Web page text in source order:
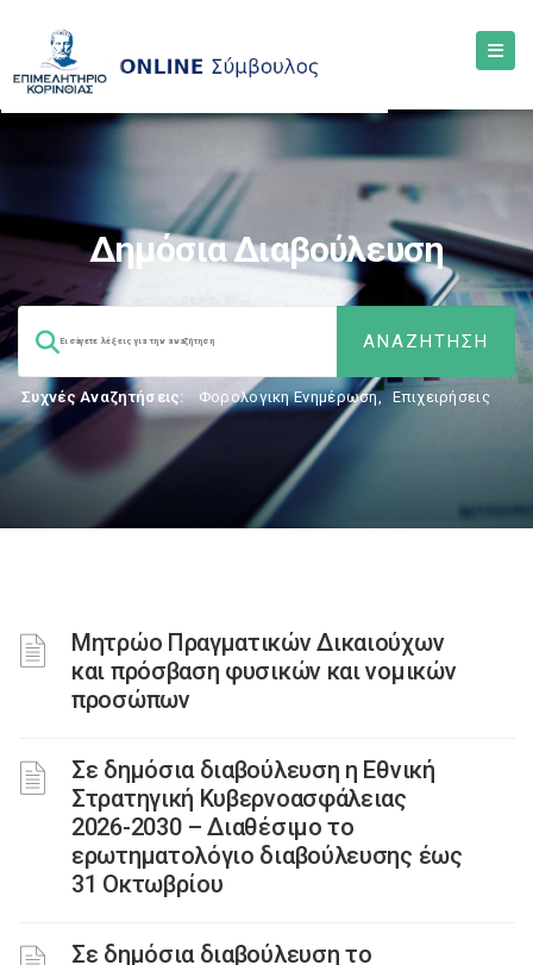
Δημόσια Διαβούλευση
Συχνές Αναζητήσεις: Φορολογικη Ενημέρωση, Επιχειρήσεις
Μητρώο Πραγματικών Δικαιούχων
και πρόσβαση φυσικών και νομικών
προσώπων
Σε δημόσια διαβούλευση η Εθνική
Στρατηγική Κυβερνοασφάλειας
2026-2030 – Διαθέσιμο το
ερωτηματολόγιο διαβούλευσης έως
31 Οκτωβρίου
Σε δημόσια διαβούλευση το